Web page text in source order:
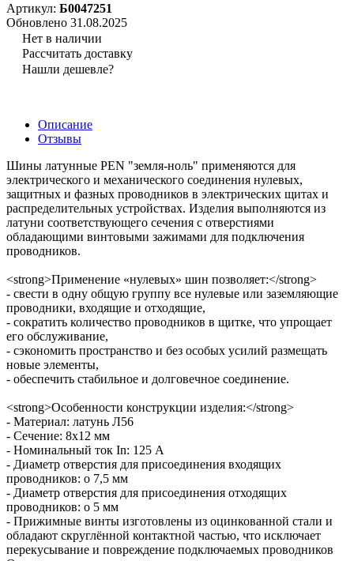
Артикул: Б0047251
Обновлено 31.08.2025
Нет в наличии
Рассчитать доставку
Нашли дешевле?
Описание
Отзывы
Шины латунные PEN "земля-ноль" применяются для
электрического и механического соединения нулевых,
защитных и фазных проводников в электрических щитах и
распределительных устройствах. Изделия выполняются из
латуни соответствующего сечения с отверстиями
обладающими винтовыми зажимами для подключения
проводников.
<strong>Применение «нулевых» шин позволяет:</strong>
- свести в одну общую группу все нулевые или заземляющие
проводники, входящие и отходящие,
- сократить количество проводников в щитке, что упрощает
его обслуживание,
- сэкономить пространство и без особых усилий размещать
новые элементы,
- обеспечить стабильное и долговечное соединение.
<strong>Особенности конструкции изделия:</strong>
- Материал: латунь Л56
- Сечение: 8х12 мм
- Номинальный ток In: 125 А
- Диаметр отверстия для присоединения входящих
проводников: o 7,5 мм
- Диаметр отверстия для присоединения отходящих
проводников: o 5 мм
- Прижимные винты изготовлены из оцинкованной стали и
обладают скруглённой контактной частью, что исключает
перекусывание и повреждение подключаемых проводников